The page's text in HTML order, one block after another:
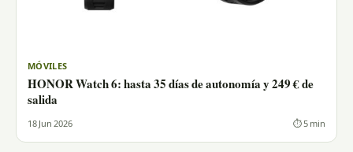
MÓVILES
HONOR Watch 6: hasta 35 días de autonomía y 249 € de
salida
18 Jun 2026 ⏱ 5 min